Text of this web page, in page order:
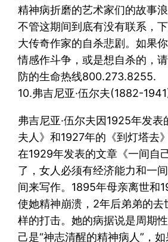
精神病折磨的艺术家们的故事浪
不管这期间到底有没有联系，
大传奇作家的自杀悲剧。如果
情感作斗争，或是想自杀的，
防的生命热线800.273.8255.
10.弗吉尼亚·伍尔夫(1882-
弗吉尼亚·伍尔夫因1925年发表
夫人》和1927年的《到灯塔去
在1929年发表的文章《一间自
了，女人必须有经济能力和一
间来写作。1895年母亲离世和
使她精神崩溃，2年后弟弟的去
样的打击。她的病据说是周期
己是“神志清醒的精神病人”，